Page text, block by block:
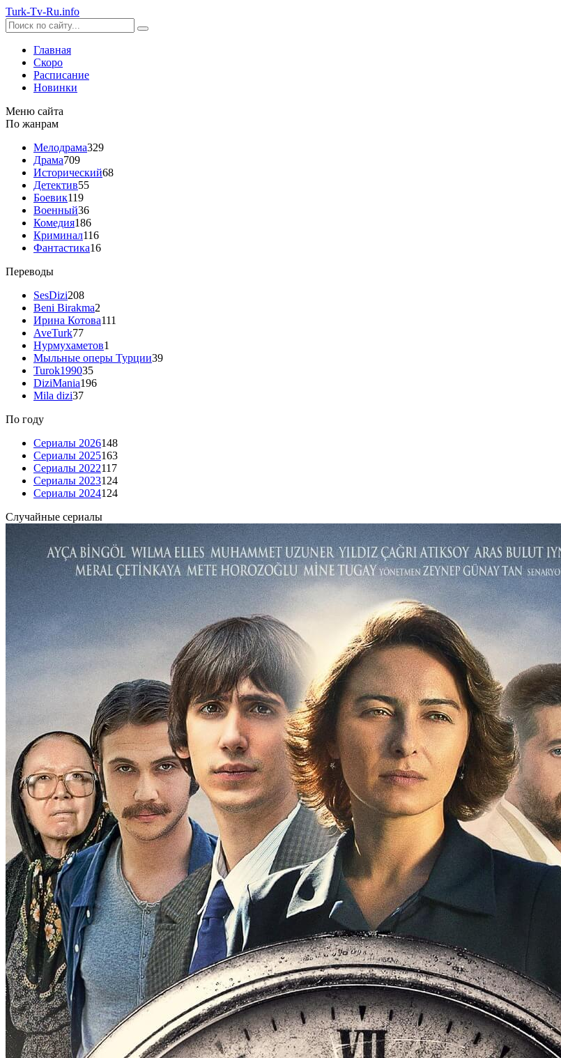
Turk-Tv-Ru.info
Главная
Скоро
Расписание
Новинки
Меню сайта
По жанрам
Мелодрама329
Драма709
Исторический68
Детектив55
Боевик119
Военный36
Комедия186
Криминал116
Фантастика16
Переводы
SesDizi208
Beni Birakma2
Ирина Котова111
AveTurk77
Нурмухаметов1
Мыльные оперы Турции39
Turok199035
DiziMania196
Mila dizi37
По году
Сериалы 2026148
Сериалы 2025163
Сериалы 2022117
Сериалы 2023124
Сериалы 2024124
Случайные сериалы